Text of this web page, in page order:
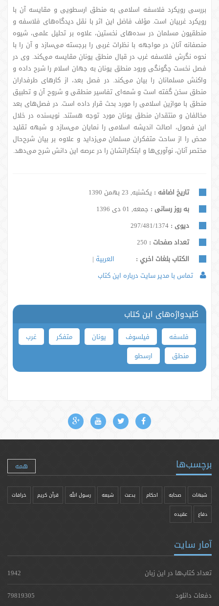
بررسی رویکرد فلاسفه اسلامی به منطق ارسطویی و مقایسه آن با
رویکرد غربیان است. مؤلف فاضل این اثر با نقل دیدگاه‌های فلاسفه و
منطقیون مسلمان در سده‌های نخستین، علاوه بر تحلیل علمی، شیوه
منصفانه آنان در مواجهه با نظرات غربی را برجسته می‌سازد و آن را با
نحوه نگرش فلاسفه غرب در قبال منطق یونان مقایسه می‌کند. وی در
فصل نخست چگونگی ورود منطق یونان به جهان اسلام را شرح داده و
واکنش مسلمانان را بیان می‌کند. در فصل بعد، از کارهای طرفداران
منطق سخن گفته است و شمه‌ای تفاسیر منطقی و شروح آن و تطبیق
منطق با موازین اسلامی را مورد بحث قرار داده است. در فصل‌های بعد
مخالفان و منتقدان منطق یونان مورد توجه هستند. نویسنده در خلال
این فصول، اصالت اندیشه اسلامی را نمایان می‌سازد و شبهه تقلید
محض را از ساحت متفکران مسلمان می‌زداید و علاوه بر بیان شرح‌حال
مختصر آنان، نوآوری‌ها و ابتکاراتشان را در عرصه این دانش شرح می‌دهد.
تاریخ اضافه : یکشنبه, 23 بهمن 1390
به روز رسانی : جمعه, 01 دی 1396
دیوی : 297/481/1374
تعداد صفحات :
الكتاب بلغات اخري :
العربية
تماس با مدیر سایت درباره این کتاب
کلیدواژه‌های این کتاب
فلسفه فیلسوف یونان متفکر
غرب
منطق
ارسطو
برچسب‌ها همه
شبهات صحابه احکام بدعت شیعه رسول الله قرآن کریم خرافات
دفاع عقیده
آمار سایت
تعداد کتاب‌ها در این زبان
1942
دفعات دانلود
79819305